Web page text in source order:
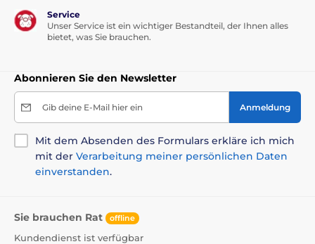
Service
Unser Service ist ein wichtiger Bestandteil, der Ihnen alles
bietet, was Sie brauchen.
Abonnieren Sie den Newsletter
Gib deine E-Mail hier ein Anmeldung
Mit dem Absenden des Formulars erkläre ich mich
mit der Verarbeitung meiner persönlichen Daten
einverstanden.
Sie brauchen Rat offline
Kundendienst ist verfügbar